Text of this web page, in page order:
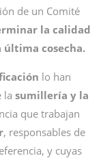
de un Comité
la calidad
última cosecha.
lo han
la sumillería y la
que trabajan
, responsables de
y cuyas